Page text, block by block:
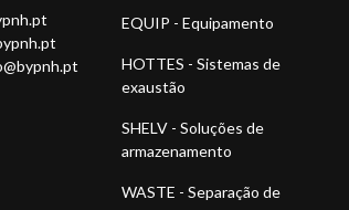
EQUIP - Equipamento
HOTTES - Sistemas de
exaustão
SHELV - Soluções de
armazenamento
WASTE - Separação de